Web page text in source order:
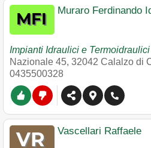
Muraro Ferdinando
Impianti Idraulici e
Nazionale 45, 32042 Calalzo di
0435500328
Vascellari Raffaele